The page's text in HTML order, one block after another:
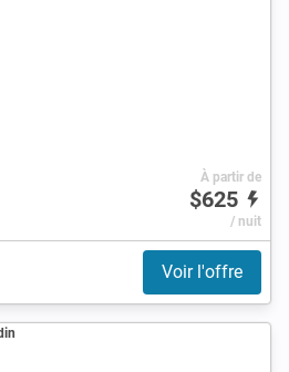
À partir de
$625
/ nuit
Voir l'offre